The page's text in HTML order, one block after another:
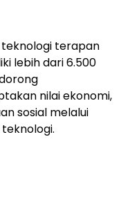
teknologi terapan
lebih dari 6.500
nilai ekonomi,
sosial melalui